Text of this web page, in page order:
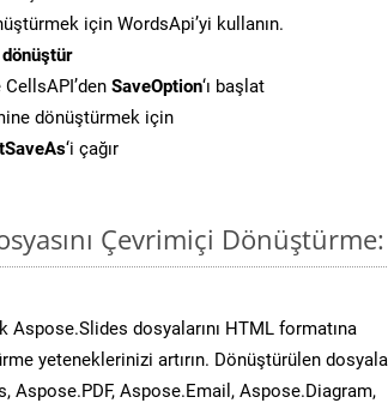
için WordsApi’yi kullanın.
dönüştür
SaveOption‘ı başlat
dönüştürmek için
‘i çağır
Çevrimiçi
Aspose.Slides dosyalarını HTML formatına
yeteneklerinizi artırın. Dönüştürülen
Aspose.PDF, Aspose.Email, Aspose.Diagram,